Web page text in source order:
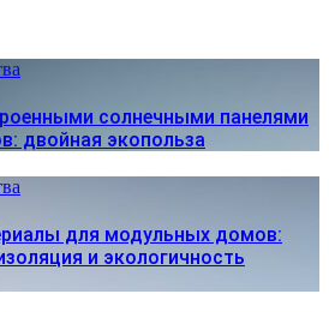
солнечными панелями
двойная экопольза
для модульных домов:
и экологичность